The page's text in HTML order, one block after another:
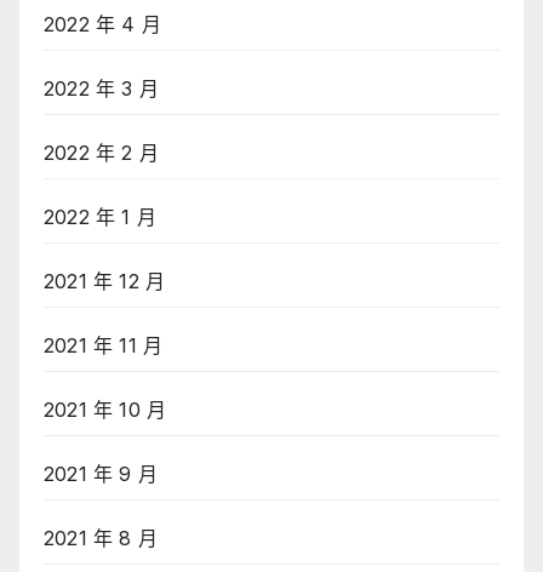
2022 年 4 月
2022 年 3 月
2022 年 2 月
2022 年 1 月
2021 年 12 月
2021 年 11 月
2021 年 10 月
2021 年 9 月
2021 年 8 月